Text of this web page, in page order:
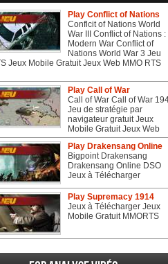
Play Conflict of Nations
Conflcit of Nations World
War III Conflict of Nations :
Modern War Conflict of
Nations World War 3 Jeu
Jeux Mobile Gratuit Jeux Web MMO RTS
Play Call of War
Call of War Call of War
Jeu de stratégie par
navigateur gratuit Jeux
Mobile Gratuit Jeux Web
Play Drakensang Online
Bigpoint Drakensang
Drakensang Online DSO
Jeux à Télécharger
Play Supremacy 1914
Jeux à Télécharger Jeux
Mobile Gratuit MMORTS